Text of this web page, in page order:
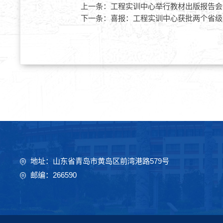
上一条： 工程实训中心举行教材出版报告会
下一条： 喜报：工程实训中心获批两个省
地址：山东省青岛市黄岛区前湾港路579号
邮编：266590